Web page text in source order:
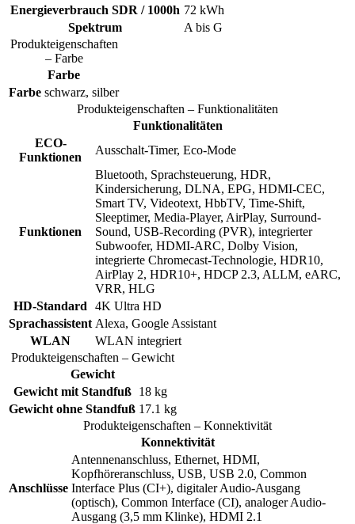
Energieverbrauch SDR / 1000h 72 kWh
Spektrum
A bis G
Produkteigenschaften
– Farbe
Farbe
Farbe schwarz, silber
Produkteigenschaften – Funktionalitäten
Funktionalitäten
ECO-
Funktionen
Ausschalt-Timer, Eco-Mode
Funktionen
Bluetooth, Sprachsteuerung, HDR,
Kindersicherung, DLNA, EPG, HDMI-CEC,
Smart TV, Videotext, HbbTV, Time-Shift,
Sleeptimer, Media-Player, AirPlay, Surround-
Sound, USB-Recording (PVR), integrierter
Subwoofer, HDMI-ARC, Dolby Vision,
integrierte Chromecast-Technologie, HDR10,
AirPlay 2, HDR10+, HDCP 2.3, ALLM, eARC,
VRR, HLG
HD-Standard
4K Ultra HD
Sprachassistent Alexa, Google Assistant
WLAN
WLAN integriert
Produkteigenschaften – Gewicht
Gewicht
Gewicht mit Standfuß
18 kg
Gewicht ohne Standfuß 17.1 kg
Produkteigenschaften – Konnektivität
Konnektivität
Anschlüsse
Antennenanschluss, Ethernet, HDMI,
Kopfhöreranschluss, USB, USB 2.0, Common
Interface Plus (CI+), digitaler Audio-Ausgang
(optisch), Common Interface (CI), analoger Audio-
Ausgang (3,5 mm Klinke), HDMI 2.1